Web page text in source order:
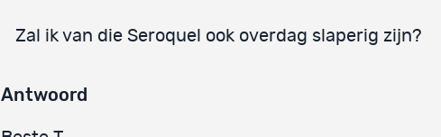
Zal ik van die Seroquel ook overdag slaperig zijn?
Antwoord